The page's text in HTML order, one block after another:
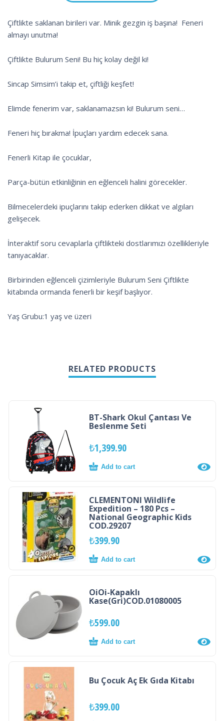
Çiftlikte saklanan birileri var. Minik gezgin iş başına! Feneri
almayı unutma!
Çiftlikte Bulurum Seni! Bu hiç kolay değil ki!
Sincap Simsim’i takip et, çiftliği keşfet!
Elimde fenerim var, saklanamazsın ki! Bulurum seni…
Feneri hiç bırakma! İpuçları yardım edecek sana.
Fenerli Kitap ile çocuklar,
Parça-bütün etkinliğinin en eğlenceli halini görecekler.
Bilmecelerdeki ipuçlarını takip ederken dikkat ve algıları
gelişecek.
İnteraktif soru cevaplarla çiftlikteki dostlarımızı özellikleriyle
tanıyacaklar.
Birbirinden eğlenceli çizimleriyle Bulurum Seni Çiftlikte
kitabında ormanda fenerli bir keşif başlıyor.
Yaş Grubu:1 yaş ve üzeri
RELATED PRODUCTS
BT-Shark Okul Çantası Ve
Beslenme Seti
₺1,399.90
Add to cart
CLEMENTONI Wildlife
Expedition – 180 Pcs –
National Geographic Kids
COD.29207
₺399.90
Add to cart
OiOi-Kapaklı
Kase(Gri)COD.01080005
₺599.00
Add to cart
Bu Çocuk Aç Ek Gıda Kitabı
₺399.00